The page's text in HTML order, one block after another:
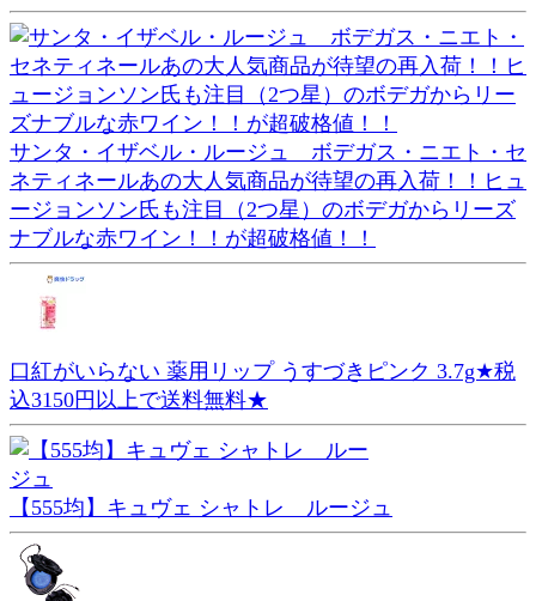
サンタ・イザベル・ルージュ ボデガス・ニエト・セ
ネティネールあの大人気商品が待望の再入荷！！ヒュ
ージョンソン氏も注目（2つ星）のボデガからリーズ
ナブルな赤ワイン！！が超破格値！！
口紅がいらない 薬用リップ うすづきピンク 3.7g★税
込3150円以上で送料無料★
【555均】キュヴェ シャトレ ルージュ